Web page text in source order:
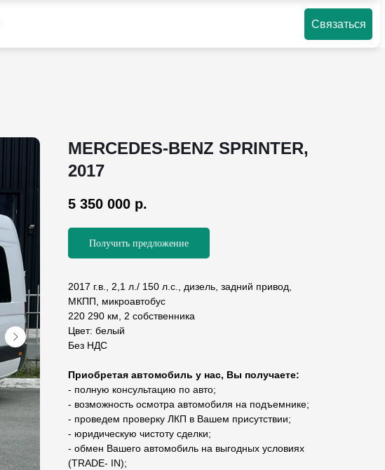
Связаться
MERCEDES-BENZ SPRINTER,
2017
5 350 000 р.
Получить предложение
2017 г.в., 2,1 л./ 150 л.с., дизель, задний привод,
МКПП, микроавтобус
220 290 км, 2 собственника
Цвет: белый
Без НДС
Приобретая автомобиль у нас, Вы получаете:
- полную консультацию по авто;
- возможность осмотра автомобиля на подъемнике;
- проведем проверку ЛКП в Вашем присутствии;
- юридическую чистоту сделки;
- обмен Вашего автомобиль на выгодных условиях
(TRADЕ- IN);